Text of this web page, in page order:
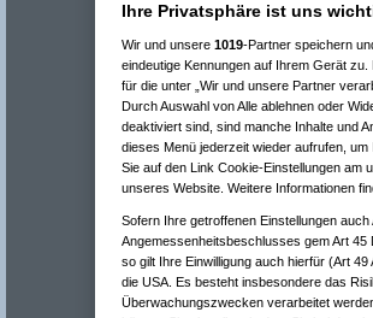
Ihre Privatsphäre ist uns
Wir und unsere 1019-Partner speichern
eindeutige Kennungen auf Ihrem Gerät
für die unter „Wir und unsere Partner
Durch Auswahl von Alle ablehnen oder
deaktiviert sind, sind manche Inhalte und
dieses Menü jederzeit wieder aufrufen,
Sie auf den Link Cookie-Einstellungen am
unseres Website. Weitere Informationen
Sofern Ihre getroffenen Einstellungen
Angemessenheitsbeschlusses gem Art 45
so gilt Ihre Einwilligung auch hierfür (Art
die USA. Es besteht insbesondere das
Überwachungszwecken verarbeitet